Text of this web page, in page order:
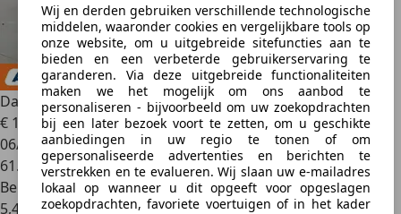
Wij en derden gebruiken verschillende technologische
middelen, waaronder cookies en vergelijkbare tools op
onze website, om u uitgebreide sitefuncties aan te
bieden en een verbeterde gebruikerservaring te
garanderen. Via deze uitgebreide functionaliteiten
maken we het mogelijk om ons aanbod te
personaliseren - bijvoorbeeld om uw zoekopdrachten
bij een later bezoek voort te zetten, om u geschikte
aanbiedingen in uw regio te tonen of om
gepersonaliseerde advertenties en berichten te
verstrekken en te evalueren. Wij slaan uw e-mailadres
lokaal op wanneer u dit opgeeft voor opgeslagen
zoekopdrachten, favoriete voertuigen of in het kader
Dacia Sandero0.9 TCe Stepway
€ 10.149
06/2020
61.189 km
Benzine
5,4 l/100 km (gem.)